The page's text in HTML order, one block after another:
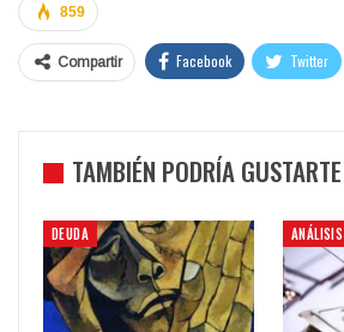
859
Compartir Facebook Twitter
TAMBIÉN PODRÍA GUSTARTE
DEUDA ANÁLISIS